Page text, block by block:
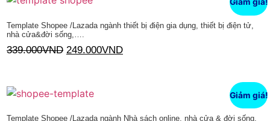
Template Shopee /Lazada ngành thiết bị điện gia dụng, thiết bị điện tử,
nhà cửa&đời sống,….
339.000VND 249.000VND
Giảm giá!
Template Shopee /Lazada ngành Nhà sách online, nhà cửa & đời sống,